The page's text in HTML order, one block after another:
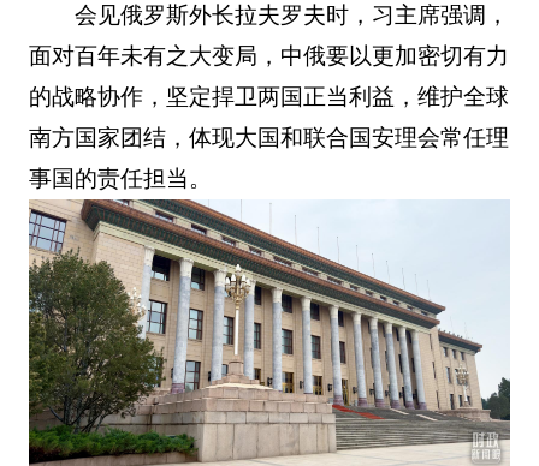
会见俄罗斯外长拉夫罗夫时，习主席强调，
面对百年未有之大变局，中俄要以更加密切有力
的战略协作，坚定捍卫两国正当利益，维护全球
南方国家团结，体现大国和联合国安理会常任理
事国的责任担当。